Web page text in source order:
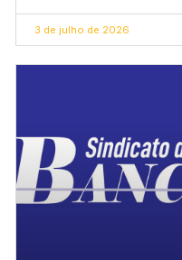
3 de julho de 2026